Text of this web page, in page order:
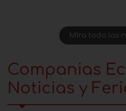
Mira todo las
Companias
Noticias y